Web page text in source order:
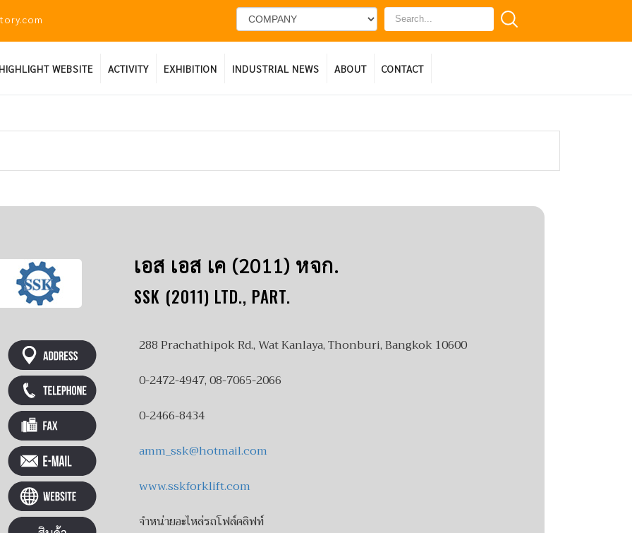
WEBSITE ACTIVITY EXHIBITION INDUSTRIAL NEWS ABOUT CONTACT
เอส เอส เค (2011) หจก.
SSK (2011) LTD., PART.
288 Prachathipok Rd., Wat Kanlaya, Thonburi, Bangkok 10600
0-2472-4947, 08-7065-2066
0-2466-8434
amm_ssk@hotmail.com
www.sskforklift.com
จำหน่ายอะไหล่รถโฟล์คลิฟท์